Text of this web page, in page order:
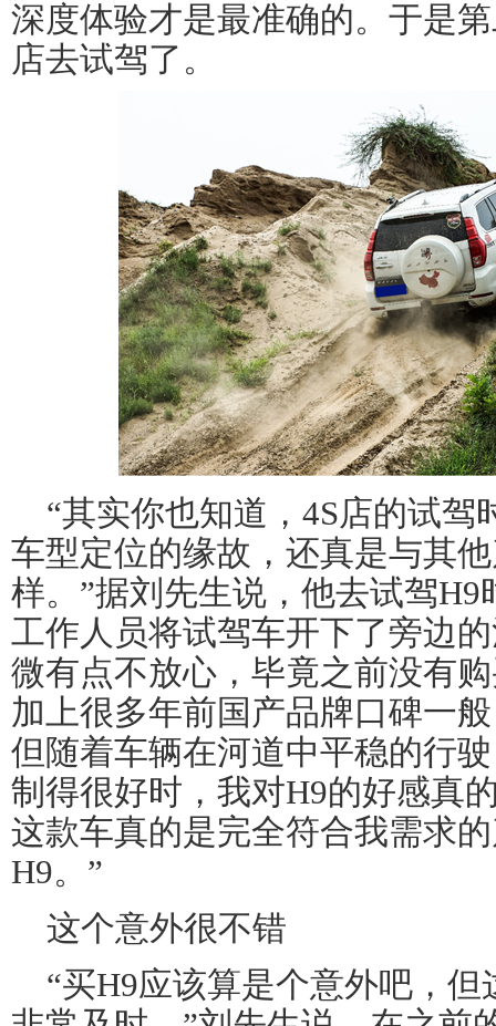
深度体验才是最准确的。于是
店去试驾了。
“其实你也知道，4S店的试驾
车型定位的缘故，还真是与其
样。”据刘先生说，他去试驾H9
工作人员将试驾车开下了旁边
微有点不放心，毕竟之前没有
加上很多年前国产品牌口碑一
但随着车辆在河道中平稳的行
制得很好时，我对H9的好感真
这款车真的是完全符合我需求
H9。”
这个意外很不错
“买H9应该算是个意外吧，